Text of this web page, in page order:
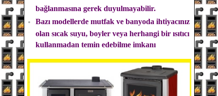
bağlanmasına gerek duyulmayabilir.
Bazı modellerde mutfak ve banyoda ihtiyacınız
olan sıcak suyu, boyler veya herhangi bir ısıtıcı
kullanmadan temin edebilme imkanı